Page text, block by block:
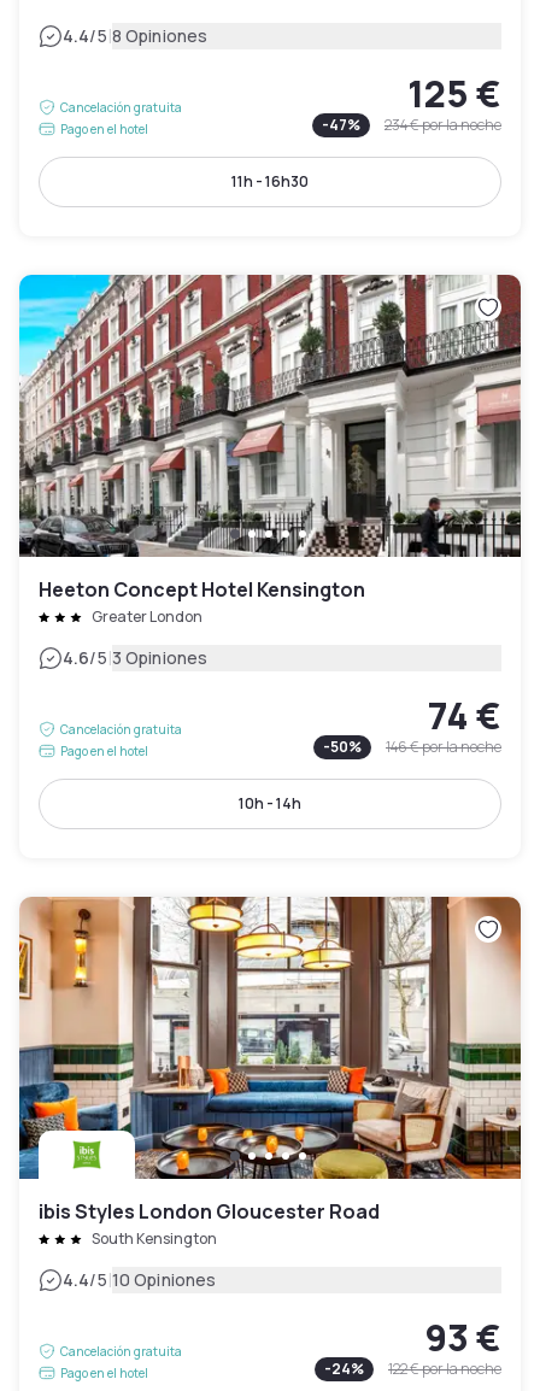
4.4/5|8 Opiniones
Cancelación gratuita
Pago en el hotel
125 €
-47% 234 €por la noche
11h - 16h30
Heeton Concept Hotel Kensington
Greater London
4.6/5|3 Opiniones
Cancelación gratuita
Pago en el hotel
74 €
-50% 146 €por la noche
10h - 14h
ibis Styles London Gloucester Road
South Kensington
4.4/5|10 Opiniones
Cancelación gratuita
Pago en el hotel
93 €
-24% 122 €por la noche